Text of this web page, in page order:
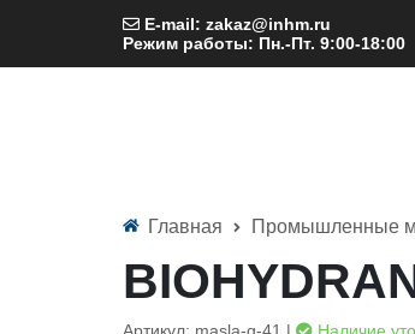
E-mail: zakaz@inhm.ru
Режим работы: Пн.-Пт. 9:00-18:00
Главная Промышленные